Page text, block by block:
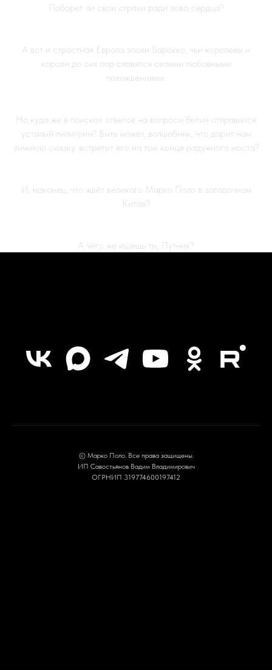
Поборет ли свои страхи ради зова сердца?
А вот и страстная Европа эпохи Барокко, чьи королевы и
короли до сих пор славятся своими любовными
похождениями.
Но куда же в поисках ответов на вопросы бытия отправился
усталый пилигрим? Быть может, волшебник, что дарит нам
зимнюю сказку, встретит его на том конце радужного моста?
И, наконец, что ждёт великого Марко Поло в загадочном
Китае?
А чего же ищешь ты, Путник?
© Марко Поло. Все права защищены.
ИП Савостьянов Вадим Владимирович
ОГРНИП 319774600197412